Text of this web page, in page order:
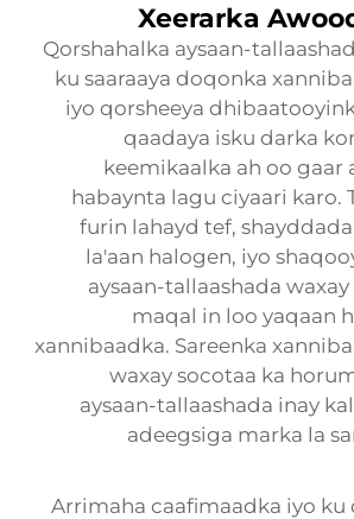
Xeerarka
Qorshahalka aysaan-
ku saaraaya doqonka
iyo qorsheeya
qaadaya isku darka
keemikaalka ah oo gaar
habaynta lagu ciyaari karo.
furin lahayd tef,
la'aan halogen, iyo
aysaan-tallaashada
maqal in loo yaqaan
xannibaadka. Sareenka
waxay socotaa ka
aysaan-tallaashada inay
adeegsiga marka la
Arrimaha caafimaadka iyo ku